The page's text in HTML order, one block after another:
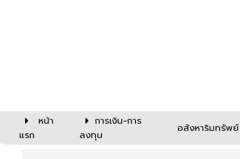
หน้า
แรก
การเงิน-การ
ลงทุน
อสังหาริมทรัพย์